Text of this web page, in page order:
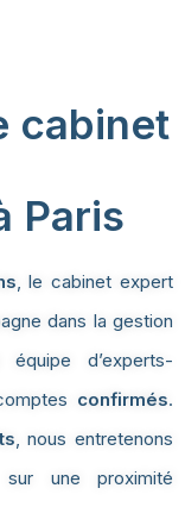
cabinet
Paris
, le cabinet expert
dans la gestion
d’experts-
confirmés.
, nous entretenons
une proximité